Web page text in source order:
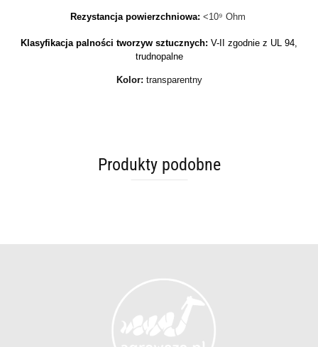
Rezystancja powierzchniowa: <10⁹ Ohm
Klasyfikacja palności tworzyw sztucznych: V-II zgodnie z UL 94,
trudnopalne
Kolor: transparentny
Produkty podobne